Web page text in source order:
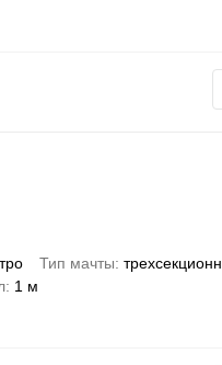
Тип мачты
1 м